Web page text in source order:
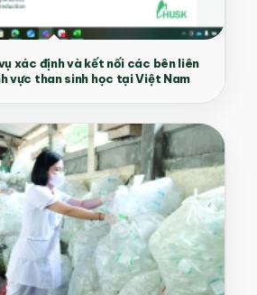
xác định và kết nối các bên liên
vực than sinh học tại Việt Nam